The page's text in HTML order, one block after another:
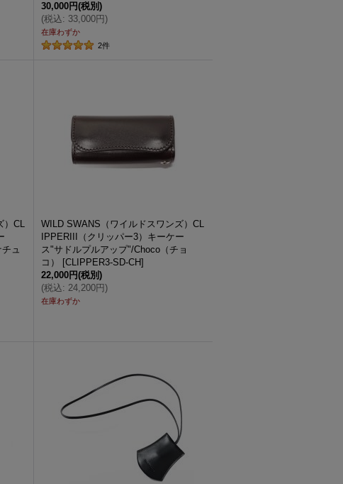
30,000円(税別)
(税込: 33,000円)
在庫わずか
2件
）CL
ュ
WILD SWANS（ワイルドスワンズ）CL
IPPERIII（クリッパー3）キーケー
ス"サドルプルアップ"/Choco（チョ
コ）
[CLIPPER3-SD-CH]
22,000円(税別)
(税込: 24,200円)
在庫わずか